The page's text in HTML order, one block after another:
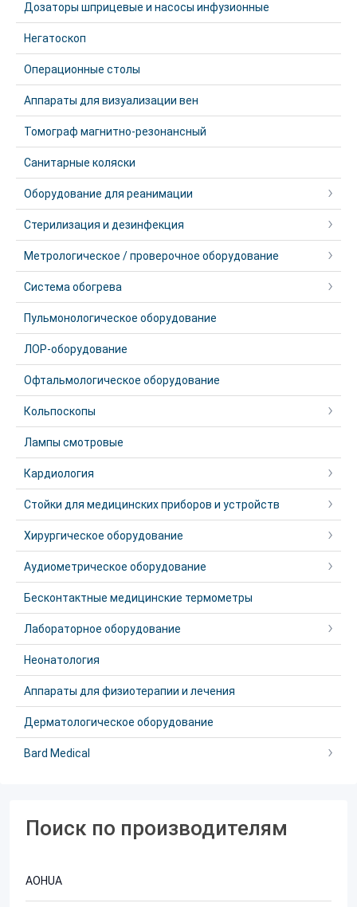
Дозаторы шприцевые и насосы инфузионные
Негатоскоп
Операционные столы
Аппараты для визуализации вен
Томограф магнитно-резонансный
Санитарные коляски
Оборудование для реанимации
Стерилизация и дезинфекция
Метрологическое / проверочное оборудование
Система обогрева
Пульмонологическое оборудование
ЛОР-оборудование
Офтальмологическое оборудование
Кольпоскопы
Лампы смотровые
Кардиология
Стойки для медицинских приборов и устройств
Хирургическое оборудование
Аудиометрическое оборудование
Бесконтактные медицинские термометры
Лабораторное оборудование
Неонатология
Аппараты для физиотерапии и лечения
Дерматологическое оборудование
Bard Medical
Поиск по производителям
AOHUA